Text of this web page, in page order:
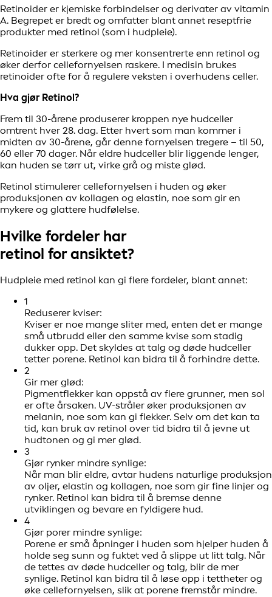
Retinoider er kjemiske forbindelser og derivater av vitamin
A. Begrepet er bredt og omfatter blant annet reseptfrie
produkter med retinol (som i hudpleie).
Retinoider er sterkere og mer konsentrerte enn retinol og
øker derfor cellefornyelsen raskere. I medisin brukes
retinoider ofte for å regulere veksten i overhudens celler.
Hva gjør Retinol?
Frem til 30-årene produserer kroppen nye hudceller
omtrent hver 28. dag. Etter hvert som man kommer i
midten av 30-årene, går denne fornyelsen tregere – til 50,
60 eller 70 dager. Når eldre hudceller blir liggende lenger,
kan huden se tørr ut, virke grå og miste glød.
Retinol stimulerer cellefornyelsen i huden og øker
produksjonen av kollagen og elastin, noe som gir en
mykere og glattere hudfølelse.
Hvilke fordeler har
retinol for ansiktet?
Hudpleie med retinol kan gi flere fordeler, blant annet:
1
Reduserer kviser:
Kviser er noe mange sliter med, enten det er mange
små utbrudd eller den samme kvise som stadig
dukker opp. Det skyldes at talg og døde hudceller
tetter porene. Retinol kan bidra til å forhindre dette.
2
Gir mer glød:
Pigmentflekker kan oppstå av flere grunner, men sol
er ofte årsaken. UV-stråler øker produksjonen av
melanin, noe som kan gi flekker. Selv om det kan ta
tid, kan bruk av retinol over tid bidra til å jevne ut
hudtonen og gi mer glød.
3
Gjør rynker mindre synlige:
Når man blir eldre, avtar hudens naturlige produksjon
av oljer, elastin og kollagen, noe som gir fine linjer og
rynker. Retinol kan bidra til å bremse denne
utviklingen og bevare en fyldigere hud.
4
Gjør porer mindre synlige:
Porene er små åpninger i huden som hjelper huden å
holde seg sunn og fuktet ved å slippe ut litt talg. Når
de tettes av døde hudceller og talg, blir de mer
synlige. Retinol kan bidra til å løse opp i tettheter og
øke cellefornyelsen, slik at porene fremstår mindre.